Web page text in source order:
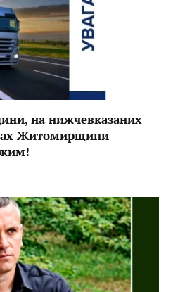
на нижчевказаних
Житомирщини